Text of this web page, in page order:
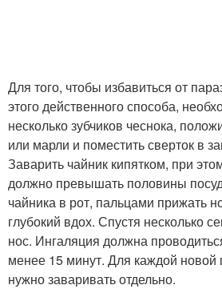
Для того, чтобы избавиться от
этого действенного способа,
несколько зубчиков чеснока,
или марли и поместить сверток в
Заварить чайник кипятком, при
должно превышать половины
чайника в рот, пальцами прижать
глубокий вдох. Спустя несколько
нос. Ингаляция должна
менее 15 минут. Для каждой новой
нужно заваривать отдельно.